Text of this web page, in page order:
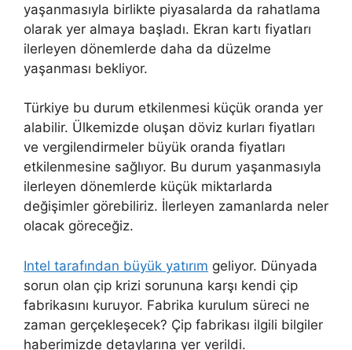
yaşanmasıyla birlikte piyasalarda da rahatlama
olarak yer almaya başladı. Ekran kartı fiyatları
ilerleyen dönemlerde daha da düzelme
yaşanması bekliyor.
Türkiye bu durum etkilenmesi küçük oranda yer
alabilir. Ülkemizde oluşan döviz kurları fiyatları
ve vergilendirmeler büyük oranda fiyatları
etkilenmesine sağlıyor. Bu durum yaşanmasıyla
ilerleyen dönemlerde küçük miktarlarda
değişimler görebiliriz. İlerleyen zamanlarda neler
olacak göreceğiz.
Intel tarafından büyük yatırım geliyor. Dünyada
sorun olan çip krizi sorununa karşı kendi çip
fabrikasını kuruyor. Fabrika kurulum süreci ne
zaman gerçekleşecek? Çip fabrikası ilgili bilgiler
haberimizde detaylarına yer verildi.